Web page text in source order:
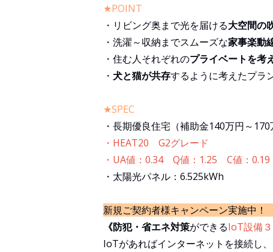
★POINT
・リビング奥まで光を届ける大空間の
・洗濯～収納までスムーズな家事楽動
・住む人それぞれのプライベートを考
・ 犬と猫が共存するように考えたプラ
★SPEC
・長期優良住宅（補助金140万円～170
・HEAT20 G2グレード
・UA値：0.34 Q値：1.25 C値：0.19
・太陽光パネル：6.525kWh
新規ご契約者様キャンペーン実施中
《防犯・省エネ対策ができるIoT設備
IoTがあればインターネットを接続し、